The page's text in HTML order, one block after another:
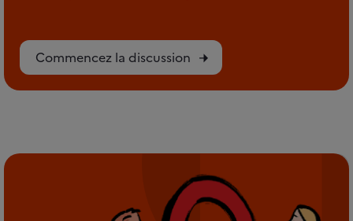
Commencez la discussion